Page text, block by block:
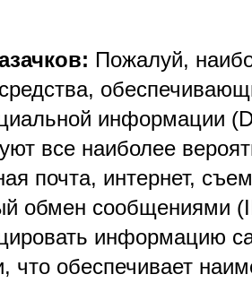
Пожалуй,
информации
все наиболее
почта, интернет,
обмен сообщениями
информацию
что обеспечивает